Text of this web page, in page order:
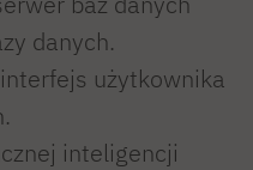
danych.
użytkownika
inteligencji